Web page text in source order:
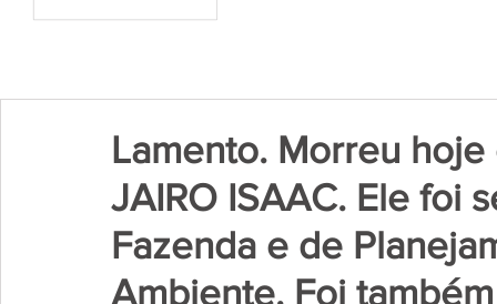
Lamento. Morreu
JAIRO ISAAC. Ele foi
Fazenda e de
Ambiente. Foi